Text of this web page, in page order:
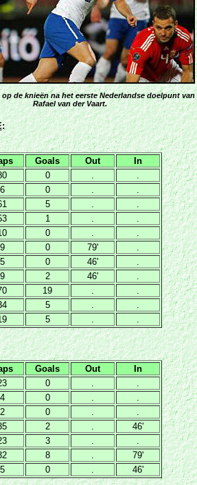
de knieën na het eerste Nederlandse doelpunt van
Rafael van der Vaart.
:
Goals Out
In
0 .
.
6 0 .
.
5 .
.
1 .
.
0 .
.
9 0 79'
.
5 0 46'
.
9 2 46'
.
19 .
.
5 .
.
5 . .
Goals Out
In
0 .
.
4 0 .
.
2 0 .
.
2 .
46'
3 .
.
8 .
79'
5 0 . 46'